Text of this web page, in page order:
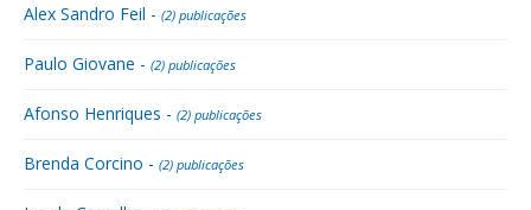
Alex Sandro Feil - (2) publicações
Paulo Giovane - (2) publicações
Afonso Henriques - (2) publicações
Brenda Corcino - (2) publicações